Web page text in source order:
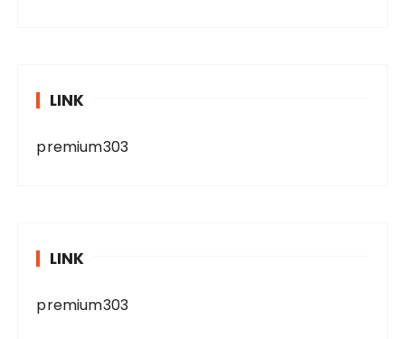
LINK
premium303
LINK
premium303